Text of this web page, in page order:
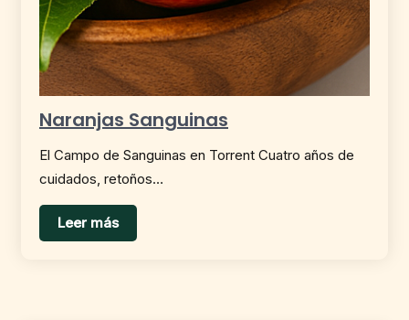
Naranjas Sanguinas
El Campo de Sanguinas en Torrent Cuatro años de
cuidados, retoños…
Leer más